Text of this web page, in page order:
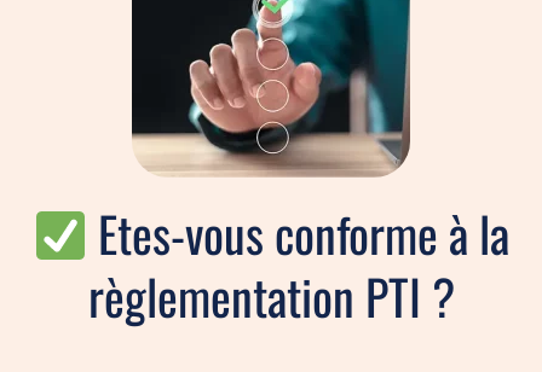
Etes-vous conforme à la
règlementation PTI ?